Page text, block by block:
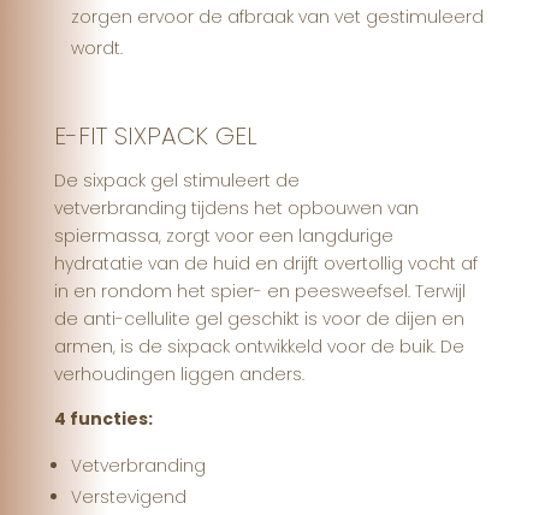
zorgen ervoor de afbraak van vet gestimuleerd
wordt.
E-FIT SIXPACK GEL
De sixpack gel stimuleert de
vetverbranding tijdens het opbouwen van
spiermassa, zorgt voor een langdurige
hydratatie van de huid en drijft overtollig vocht af
in en rondom het spier- en peesweefsel. Terwijl
de anti-cellulite gel geschikt is voor de dijen en
armen, is de sixpack ontwikkeld voor de buik. De
verhoudingen liggen anders.
4 functies:
Vetverbranding
Verstevigend